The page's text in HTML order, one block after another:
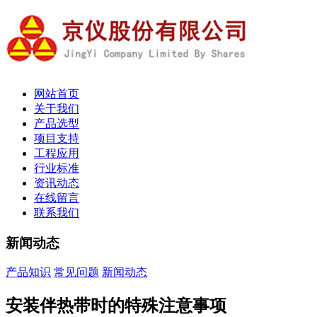
网站首页
关于我们
产品选型
项目支持
工程应用
行业标准
资讯动态
在线留言
联系我们
新闻动态
产品知识 常见问题 新闻动态
安装伴热带时的特殊注意事项